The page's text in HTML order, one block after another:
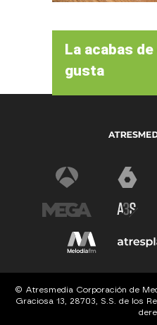
La acabas
gusta
© Atresmedia Corporación de
Graciosa 13, 28703, S.S. de los